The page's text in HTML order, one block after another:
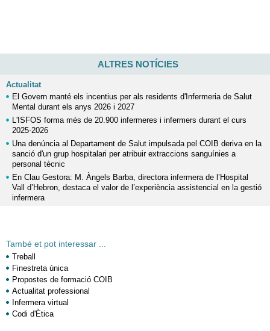
ALTRES NOTÍCIES
Actualitat
El Govern manté els incentius per als residents d'Infermeria de Salut
Mental durant els anys 2026 i 2027
L'ISFOS forma més de 20.900 infermeres i infermers durant el curs
2025-2026
Una denúncia al Departament de Salut impulsada pel COIB deriva en la
sanció d'un grup hospitalari per atribuir extraccions sanguínies a
personal tècnic
En Clau Gestora: M. Àngels Barba, directora infermera de l’Hospital
Vall d’Hebron, destaca el valor de l’experiència assistencial en la gestió
infermera
També et pot interessar ...
Treball
Finestreta única
Propostes de formació COIB
Actualitat professional
Infermera virtual
Codi d'Ètica